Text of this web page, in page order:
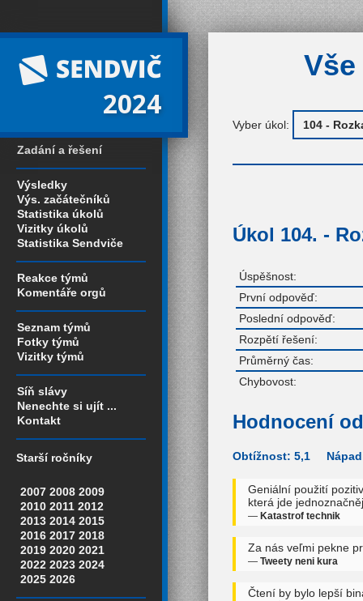
2024
Zadání a řešení
Výsledky
Výs. začátečníků
Statistika úkolů
Vizitky úkolů
Statistika Sendviče
Reakce týmů
Komentáře orgů
Seznam týmů
Fotky týmů
Vizitky týmů
Síň slávy
Nenechte si ujít ...
Kontakt
Starší ročníky
2007 2008 2009
2010 2011 2012
2013 2014 2015
2016 2017 2018
2019 2020 2021
2022 2023 2024
2025 2026
Vyber úkol:
Úkol 104. -
Úspěšnost:
První odpověď:
Poslední odpověď:
Rozpětí řešení:
Průměrný čas:
Chybovost:
Hodnocení
Obtížnost: 5,1
Geniální použití
která jde
— Katastrof technik
Za nás veľmi pekne
— Tweety neni kura
Čtení by bylo lepší